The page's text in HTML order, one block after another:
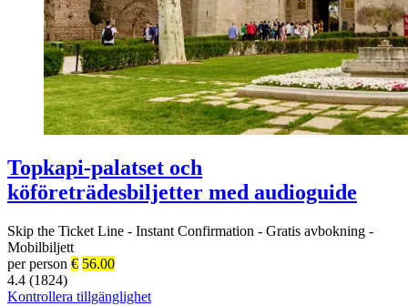
Topkapi-palatset och
köföreträdesbiljetter med audioguide
Skip the Ticket Line - Instant Confirmation - Gratis avbokning -
Mobilbiljett
per person € 56.00
4.4 (1824)
Kontrollera tillgänglighet